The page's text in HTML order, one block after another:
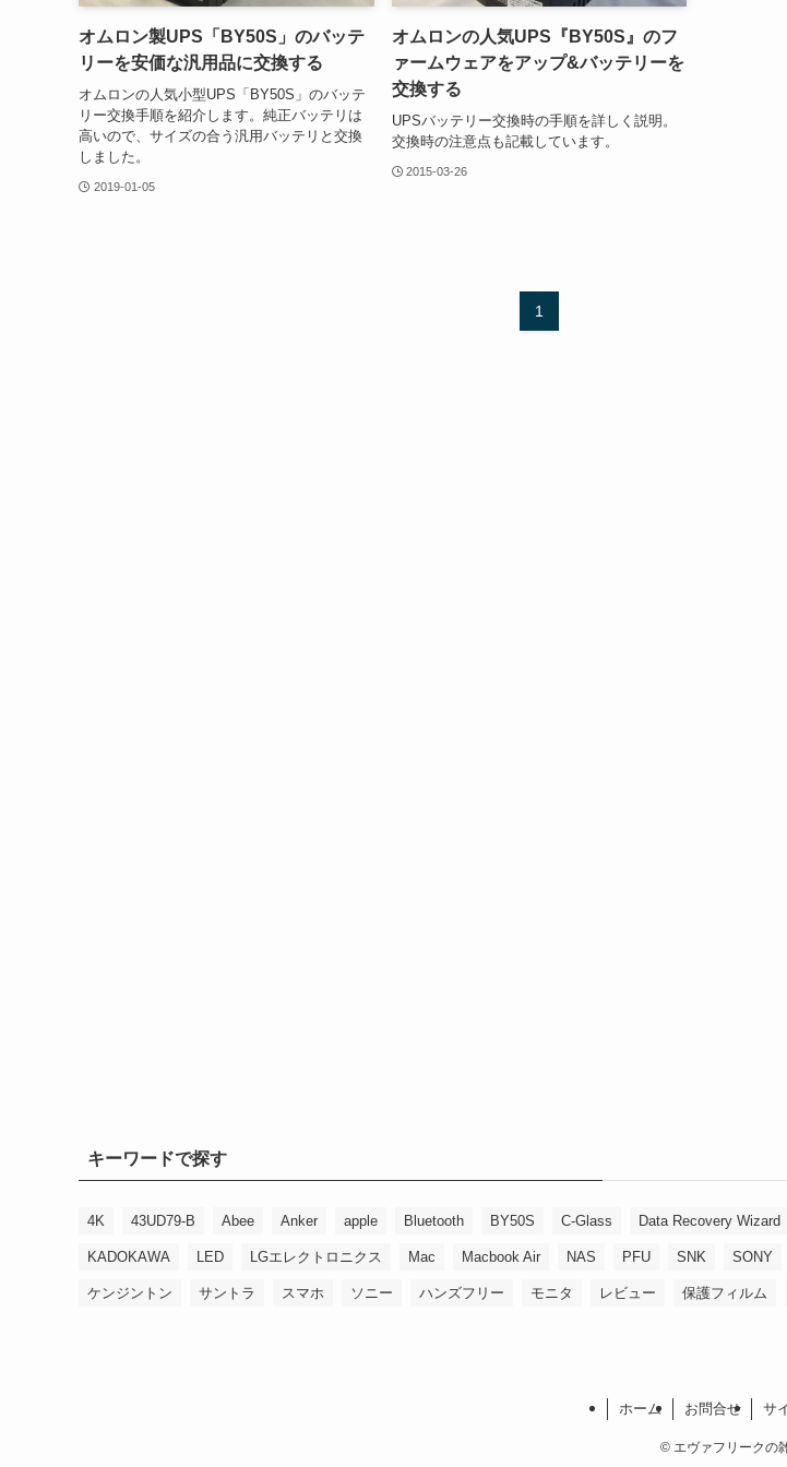
オムロン製UPS「BY50S」のバッテ
リーを安価な汎用品に交換する
オムロンの人気小型UPS「BY50S」のバッテ
リー交換手順を紹介します。純正バッテリは
高いので、サイズの合う汎用バッテリと交換
しました。
2019-01-05
オムロンの人気UPS『BY50S』のフ
ァームウェアをアップ&バッテリーを
交換する
UPSバッテリー交換時の手順を詳しく説明。
交換時の注意点も記載しています。
2015-03-26
1
キーワードで探す
4K 43UD79-B Abee Anker apple Bluetooth BY50S C-Glass Data Recovery Wizard
KADOKAWA LED LGエレクトロニクス Mac Macbook Air NAS PFU SNK SONY
ケンジントン サントラ スマホ ソニー ハンズフリー モニタ レビュー 保護フィルム
ホーム お問合せ サ
©エヴァフリークの